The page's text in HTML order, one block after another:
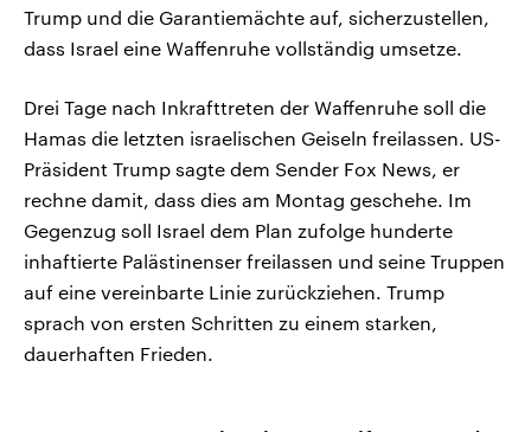
Trump und die Garantiemächte auf, sicherzustellen,
dass Israel eine Waffenruhe vollständig umsetze.
Drei Tage nach Inkrafttreten der Waffenruhe soll die
Hamas die letzten israelischen Geiseln freilassen. US-
Präsident Trump sagte dem Sender Fox News, er
rechne damit, dass dies am Montag geschehe. Im
Gegenzug soll Israel dem Plan zufolge hunderte
inhaftierte Palästinenser freilassen und seine Truppen
auf eine vereinbarte Linie zurückziehen. Trump
sprach von ersten Schritten zu einem starken,
dauerhaften Frieden.